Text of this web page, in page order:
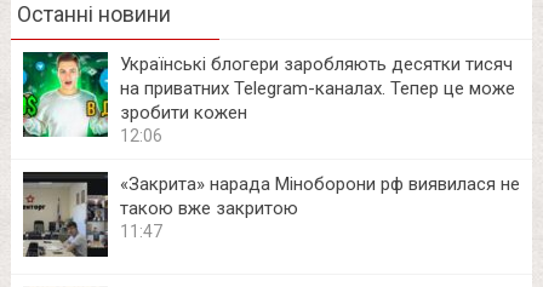
Останні новини
Українські блогери заробляють десятки тисяч
на приватних Telegram-каналах. Тепер це може
зробити кожен
12:06
«Закрита» нарада Міноборони рф виявилася не
такою вже закритою
11:47